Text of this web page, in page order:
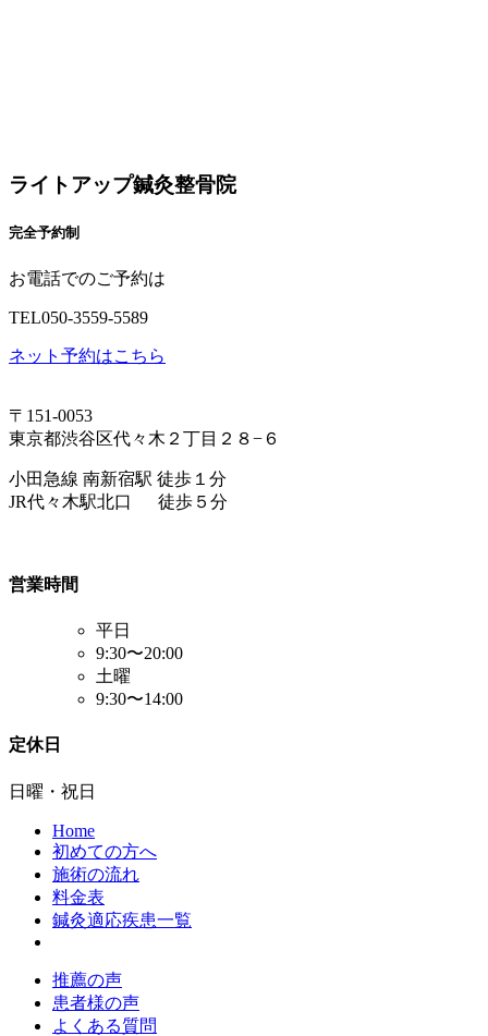
ライトアップ鍼灸整骨院
完全予約制
お電話でのご予約は
TEL050-3559-5589
ネット予約はこちら
〒151-0053
東京都渋谷区代々木２丁目２８−６
小田急線 南新宿駅 徒歩１分
JR代々木駅北口 徒歩５分
営業時間
平日
9:30〜20:00
土曜
9:30〜14:00
定休日
日曜・祝日
Home
初めての方へ
施術の流れ
料金表
鍼灸適応疾患一覧
推薦の声
患者様の声
よくある質問